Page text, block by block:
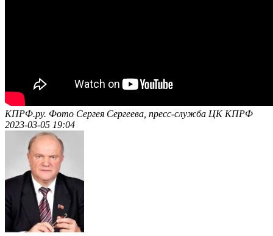
КПРФ.ру. Фото Сергея Сергеева, пресс-служба ЦК КПРФ
2023-03-05 19:04